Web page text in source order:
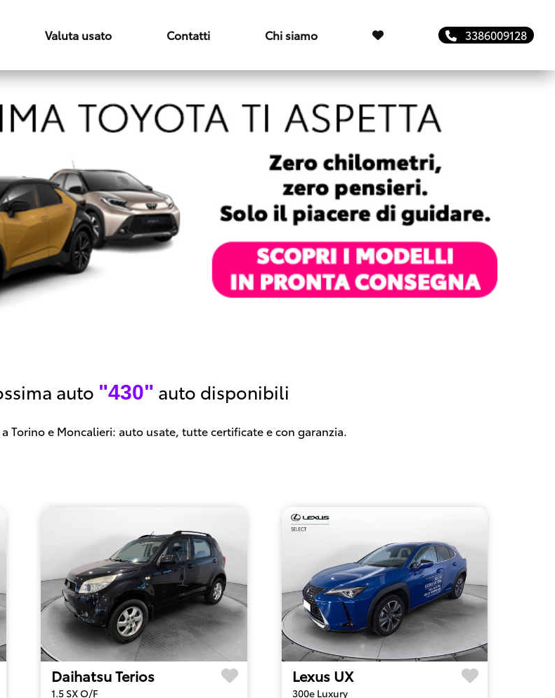
Valuta usato Contatti Chi siamo 3386009128
auto "430" auto disponibili
Torino e Moncalieri: auto usate, tutte certificate e con garanzia.
Daihatsu Terios
1.5 SX O/F
Lexus UX
300e Luxury